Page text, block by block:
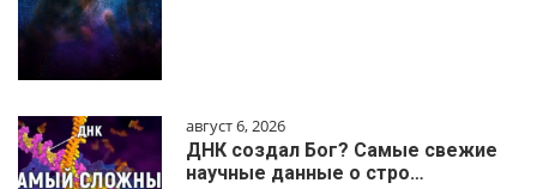
август 6, 2026
ДНК создал Бог? Самые свежие
научные данные о стро…